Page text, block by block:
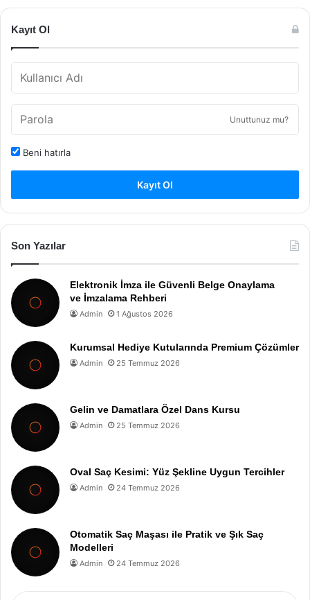
Kayıt Ol
Unuttunuz mu?
Beni hatırla
Kayıt Ol
Son Yazılar
Elektronik İmza ile Güvenli Belge Onaylama
ve İmzalama Rehberi
Admin 1 Ağustos 2026
Kurumsal Hediye Kutularında Premium Çözümler
Admin 25 Temmuz 2026
Gelin ve Damatlara Özel Dans Kursu
Admin 25 Temmuz 2026
Oval Saç Kesimi: Yüz Şekline Uygun Tercihler
Admin 24 Temmuz 2026
Otomatik Saç Maşası ile Pratik ve Şık Saç
Modelleri
Admin 24 Temmuz 2026